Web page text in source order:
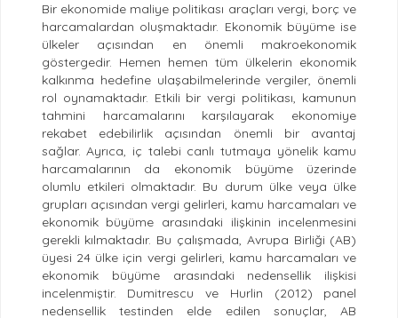
Bir ekonomide maliye politikası araçları vergi, borç ve
harcamalardan oluşmaktadır. Ekonomik büyüme ise
ülkeler açısından en önemli makroekonomik
göstergedir. Hemen hemen tüm ülkelerin ekonomik
kalkınma hedefine ulaşabilmelerinde vergiler, önemli
rol oynamaktadır. Etkili bir vergi politikası, kamunun
tahmini harcamalarını karşılayarak ekonomiye
rekabet edebilirlik açısından önemli bir avantaj
sağlar. Ayrıca, iç talebi canlı tutmaya yönelik kamu
harcamalarının da ekonomik büyüme üzerinde
olumlu etkileri olmaktadır. Bu durum ülke veya ülke
grupları açısından vergi gelirleri, kamu harcamaları ve
ekonomik büyüme arasındaki ilişkinin incelenmesini
gerekli kılmaktadır. Bu çalışmada, Avrupa Birliği (AB)
üyesi 24 ülke için vergi gelirleri, kamu harcamaları ve
ekonomik büyüme arasındaki nedensellik ilişkisi
incelenmiştir. Dumitrescu ve Hurlin (2012) panel
nedensellik testinden elde edilen sonuçlar, AB